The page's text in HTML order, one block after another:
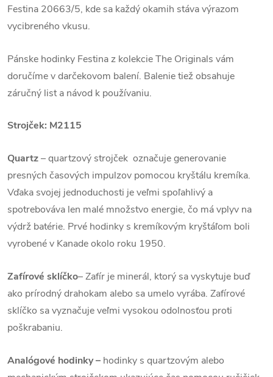
Festina 20663/5, kde sa každý okamih stáva výrazom
vycibreného vkusu.
Pánske hodinky Festina z kolekcie The Originals vám
doručíme v darčekovom balení. Balenie tiež obsahuje
záručný list a návod k používaniu.
Strojček: M2115
Quartz– quartzový strojček označuje generovanie
presných časových impulzov pomocou kryštálu kremíka.
Vďaka svojej jednoduchosti je veľmi spoľahlivý a
spotrebováva len malé množstvo energie, čo má vplyv na
výdrž batérie. Prvé hodinky s kremíkovým kryštáľom boli
vyrobené v Kanade okolo roku 1950.
Zafírové sklíčko– Zafír je minerál, ktorý sa vyskytuje buď
ako prírodný drahokam alebo sa umelo vyrába. Zafírové
sklíčko sa vyznačuje veľmi vysokou odolnosťou proti
poškrabaniu.
Analógové hodinky – hodinky s quartzovým alebo